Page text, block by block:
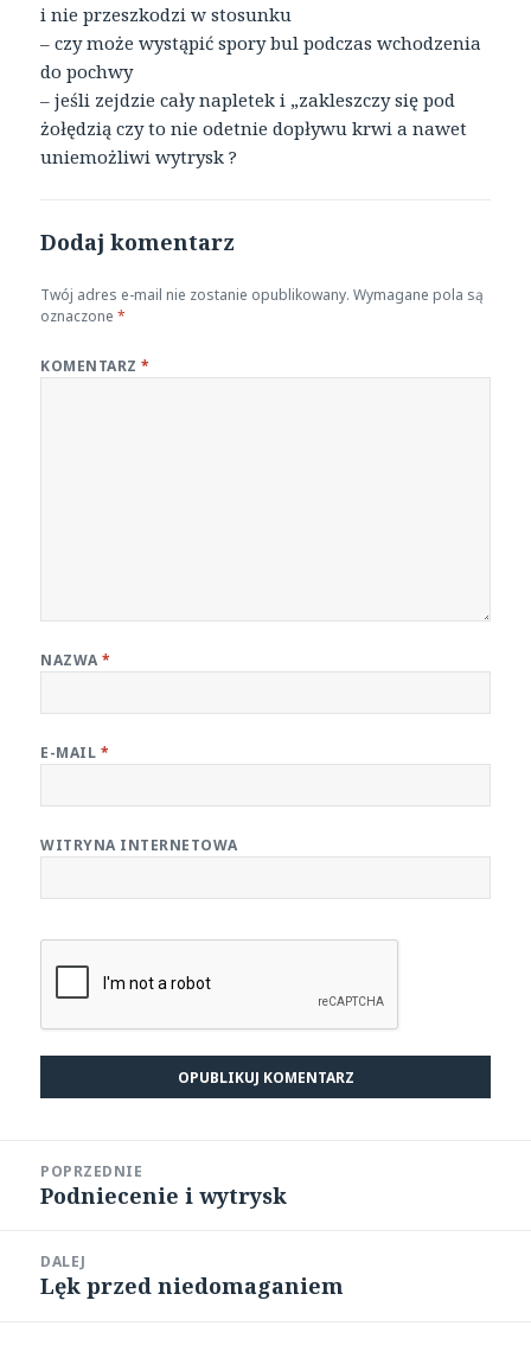
i nie przeszkodzi w stosunku
– czy może wystąpić spory bul podczas wchodzenia
do pochwy
– jeśli zejdzie cały napletek i „zakleszczy się pod
żołędzią czy to nie odetnie dopływu krwi a nawet
uniemożliwi wytrysk ?
Dodaj komentarz
Twój adres e-mail nie zostanie opublikowany. Wymagane pola są
oznaczone*
KOMENTARZ*
NAZWA*
E-MAIL *
WITRYNA INTERNETOWA
wpisuPOPRZEDNIE
Poprzedni
Podniecenie i wytrysk
DALEJ
Następny
Lęk przed niedomaganiem